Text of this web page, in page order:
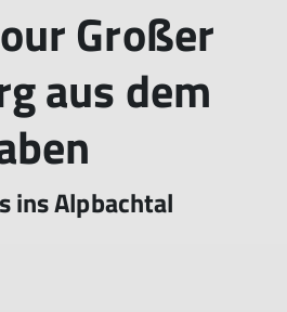
Großer
aus dem
ins Alpbachtal